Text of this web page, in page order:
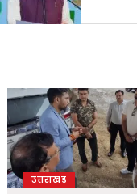
उत्तराखंड